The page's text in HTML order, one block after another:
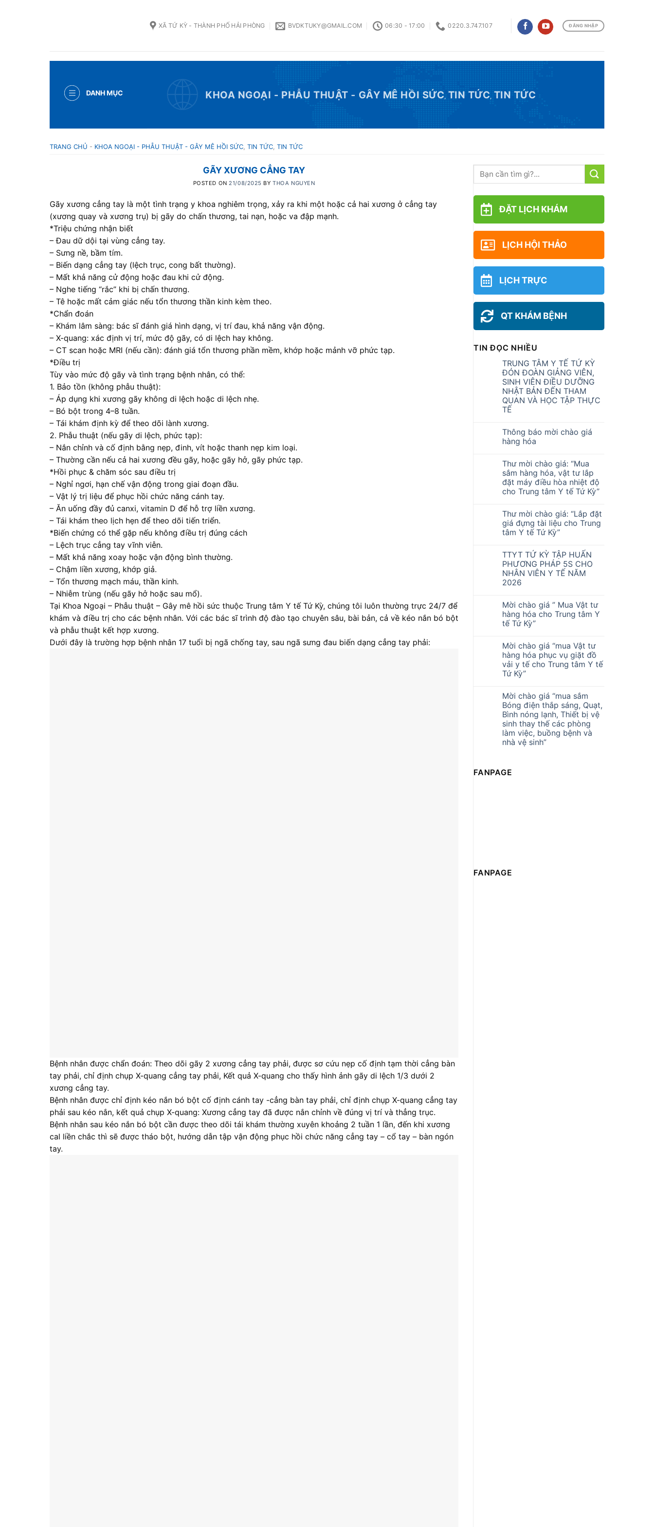
XÃ TỨ KỲ - THÀNH PHỐ HẢI PHÒNG BVDKTUKY@GMAIL.COM 06:30 - 17:00 0220.3.747.107 ĐĂNG NHẬP
DANH MỤC KHOA NGOẠI - PHẪU THUẬT - GÂY MÊ HỒI SỨC, TIN TỨC, TIN TỨC
TRANG CHỦ - KHOA NGOẠI - PHẪU THUẬT - GÂY MÊ HỒI SỨC TIN TỨC TIN TỨC
GÃY XƯƠNG CẲNG TAY
POSTED ON21/08/2025 BYTHOA NGUYEN
Gãy xương cẳng tay là một tình trạng y khoa nghiêm trọng, xảy ra khi một hoặc cả hai xương ở cẳng tay
(xương quay và xương trụ) bị gãy do chấn thương, tai nạn, hoặc va đập mạnh.
*Triệu chứng nhận biết
– Đau dữ dội tại vùng cẳng tay.
– Sưng nề, bầm tím.
– Biến dạng cẳng tay (lệch trục, cong bất thường).
– Mất khả năng cử động hoặc đau khi cử động.
– Nghe tiếng “rắc” khi bị chấn thương.
– Tê hoặc mất cảm giác nếu tổn thương thần kinh kèm theo.
*Chẩn đoán
– Khám lâm sàng: bác sĩ đánh giá hình dạng, vị trí đau, khả năng vận động.
– X-quang: xác định vị trí, mức độ gãy, có di lệch hay không.
– CT scan hoặc MRI (nếu cần): đánh giá tổn thương phần mềm, khớp hoặc mảnh vỡ phức tạp.
*Điều trị
Tùy vào mức độ gãy và tình trạng bệnh nhân, có thể:
1. Bảo tồn (không phẫu thuật):
– Áp dụng khi xương gãy không di lệch hoặc di lệch nhẹ.
– Bó bột trong 4–8 tuần.
– Tái khám định kỳ để theo dõi lành xương.
2. Phẫu thuật (nếu gãy di lệch, phức tạp):
– Nắn chỉnh và cố định bằng nẹp, đinh, vít hoặc thanh nẹp kim loại.
– Thường cần nếu cả hai xương đều gãy, hoặc gãy hở, gãy phức tạp.
*Hồi phục & chăm sóc sau điều trị
– Nghỉ ngơi, hạn chế vận động trong giai đoạn đầu.
– Vật lý trị liệu để phục hồi chức năng cánh tay.
– Ăn uống đầy đủ canxi, vitamin D để hỗ trợ liền xương.
– Tái khám theo lịch hẹn để theo dõi tiến triển.
*Biến chứng có thể gặp nếu không điều trị đúng cách
– Lệch trục cẳng tay vĩnh viễn.
– Mất khả năng xoay hoặc vận động bình thường.
– Chậm liền xương, khớp giả.
– Tổn thương mạch máu, thần kinh.
– Nhiễm trùng (nếu gãy hở hoặc sau mổ).
Tại Khoa Ngoại – Phẫu thuật – Gây mê hồi sức thuộc Trung tâm Y tế Tứ Kỳ, chúng tôi luôn thường trực 24/7 để
khám và điều trị cho các bệnh nhân. Với các bác sĩ trình độ đào tạo chuyên sâu, bài bản, cả về kéo nắn bó bột
và phẫu thuật kết hợp xương.
Dưới đây là trường hợp bệnh nhân 17 tuổi bị ngã chống tay, sau ngã sưng đau biến dạng cẳng tay phải:
Bệnh nhân được chẩn đoán: Theo dõi gãy 2 xương cẳng tay phải, được sơ cứu nẹp cố định tạm thời cẳng bàn
tay phải, chỉ định chụp X-quang cẳng tay phải, Kết quả X-quang cho thấy hình ảnh gãy di lệch 1/3 dưới 2
xương cẳng tay.
Bệnh nhân được chỉ định kéo nắn bó bột cố định cánh tay -cẳng bàn tay phải, chỉ định chụp X-quang cẳng tay
phải sau kéo nắn, kết quả chụp X-quang: Xương cẳng tay đã được nắn chỉnh về đúng vị trí và thẳng trục.
Bệnh nhân sau kéo nắn bó bột cần được theo dõi tái khám thường xuyên khoảng 2 tuần 1 lần, đến khi xương
cal liền chắc thì sẽ được tháo bột, hướng dẫn tập vận động phục hồi chức năng cẳng tay – cổ tay – bàn ngón
tay.
ĐẶT LỊCH KHÁM
LỊCH HỘI THẢO
LỊCH TRỰC
QT KHÁM BỆNH
TIN ĐỌC NHIỀU
TRUNG TÂM Y TẾ TỨ KỲ
ĐÓN ĐOÀN GIẢNG VIÊN,
SINH VIÊN ĐIỀU DƯỠNG
NHẬT BẢN ĐẾN THAM
QUAN VÀ HỌC TẬP THỰC
TẾ
Thông báo mời chào giá
hàng hóa
Thư mời chào giá: “Mua
sắm hàng hóa, vật tư lắp
đặt máy điều hòa nhiệt độ
cho Trung tâm Y tế Tứ Kỳ”
Thư mời chào giá: “Lắp đặt
giá đựng tài liệu cho Trung
tâm Y tế Tứ Kỳ”
TTYT TỨ KỲ TẬP HUẤN
PHƯƠNG PHÁP 5S CHO
NHÂN VIÊN Y TẾ NĂM
2026
Mời chào giá ” Mua Vật tư
hàng hóa cho Trung tâm Y
tế Tứ Kỳ”
Mời chào giá “mua Vật tư
hàng hóa phục vụ giặt đồ
vải y tế cho Trung tâm Y tế
Tứ Kỳ”
Mời chào giá “mua sắm
Bóng điện thắp sáng, Quạt,
Bình nóng lạnh, Thiết bị vệ
sinh thay thế các phòng
làm việc, buồng bệnh và
nhà vệ sinh”
FANPAGE
FANPAGE